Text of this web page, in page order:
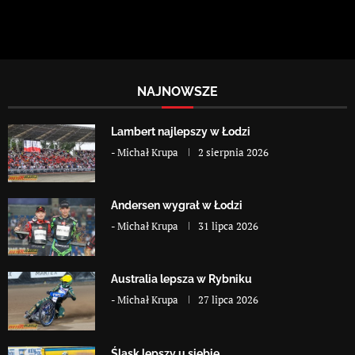
NAJNOWSZE
Lambert najlepszy w Łodzi
-Michał Krupa 2 sierpnia 2026
Andersen wygrał w Łodzi
-Michał Krupa 31 lipca 2026
Australia lepsza w Rybniku
-Michał Krupa 27 lipca 2026